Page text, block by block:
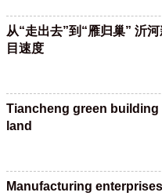
从“走出去”到“雁归巢” 沂
目速度
Tiancheng green building
land
Manufacturing